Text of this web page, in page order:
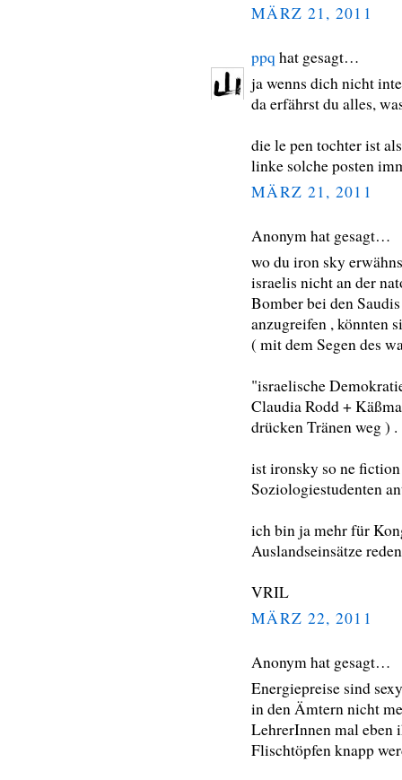
MÄRZ 21, 2011
ppq hat gesagt…
ja wenns dich nicht
da erfährst du alles,
die le pen tochter ist
linke solche posten
MÄRZ 21, 2011
Anonym hat gesagt…
wo du iron sky
israelis nicht an der
Bomber bei den
anzugreifen , könnten
( mit dem Segen des
"israelische
Claudia Rodd +
drücken Tränen weg ) .
ist ironsky so ne
Soziologiestudenten
ich bin ja mehr für
Auslandseinsätze
VRIL
MÄRZ 22, 2011
Anonym hat gesagt…
Energiepreise sind
in den Ämtern nicht
LehrerInnen mal eben
Flischtöpfen knapp